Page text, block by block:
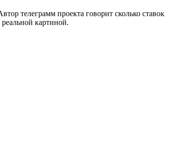
телеграмм проекта говорит сколько ставок
картиной.